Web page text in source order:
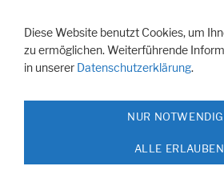
Catch22 im Culucu
26.6. im Culucu die Ehre. Mit
Diese Website benutzt Cookies, um
zu ermöglichen. Weiterführende
in unserer Datenschutzerklärung.
NUR
ALLE ERLAUBEN